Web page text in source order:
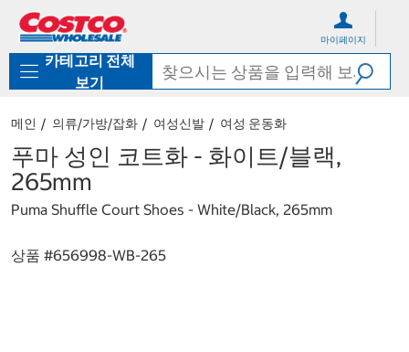
로
기
가
마이페이지
카테고리 전체
보기
메인 의류/가방/잡화 여성신발 여성 운동화
푸마 성인 코트화 - 화이트/블랙,
265mm
Puma Shuffle Court Shoes - White/Black, 265mm
상품 #656998-WB-265